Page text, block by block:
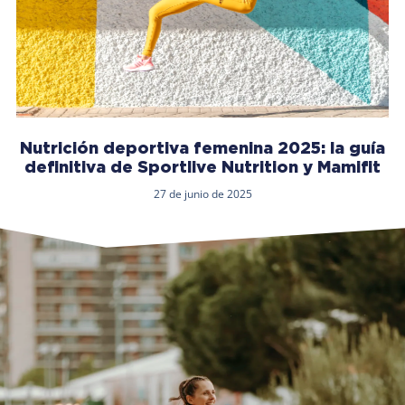
Nutrición deportiva femenina 2025: la guía
definitiva de Sportlive Nutrition y Mamifit
27 de junio de 2025